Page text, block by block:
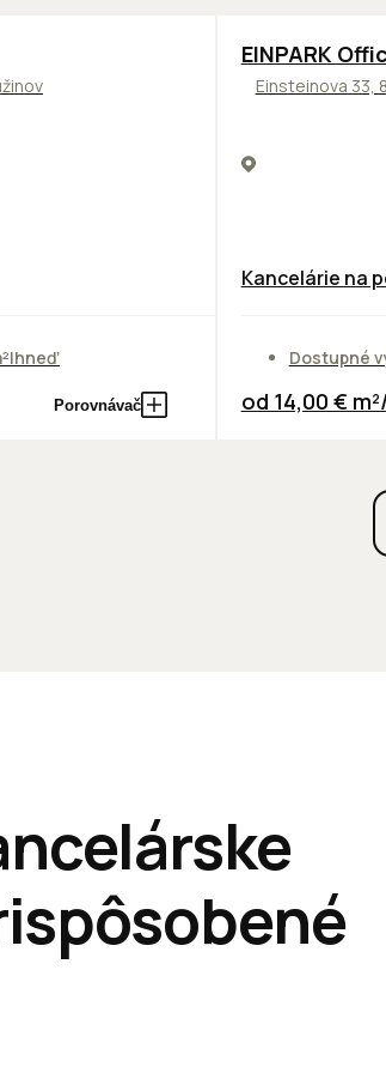
Ihneď
Porovnávač
TOP
EINPARK
Einsteinova 33,
Kancelárie na
Dostupné
od 14,00 €